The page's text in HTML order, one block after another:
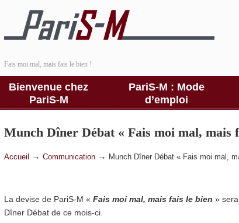
Fais moi mal, mais fais le bien !
Bienvenue chez
PariS-M
PariS-M : Mode
d’emploi
Munch Dîner Débat « Fais moi mal, mais
Accueil → Communication → Munch Dîner Débat « Fais moi mal,
La devise de PariS-M « Fais moi mal, mais fais le bien »
Dîner Débat de ce mois-ci.